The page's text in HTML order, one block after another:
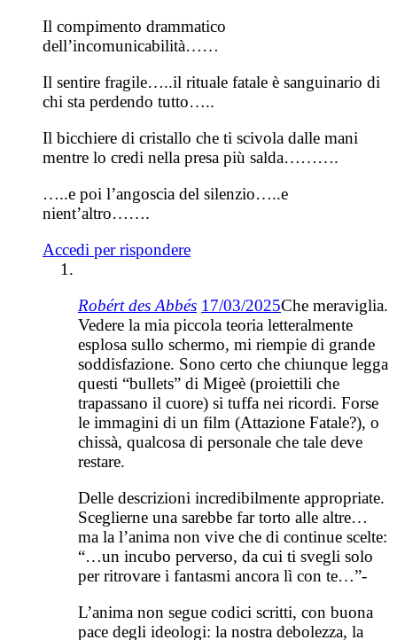
Il compimento drammatico
dell’incomunicabilità……
Il sentire fragile…..il rituale fatale è sanguinario di
chi sta perdendo tutto…..
Il bicchiere di cristallo che ti scivola dalle mani
mentre lo credi nella presa più salda……….
…..e poi l’angoscia del silenzio…..e
nient’altro…….
Accedi per rispondere
Robért des Abbés 17/03/2025Che meraviglia.
Vedere la mia piccola teoria letteralmente
esplosa sullo schermo, mi riempie di grande
soddisfazione. Sono certo che chiunque legga
questi “bullets” di Migeè (proiettili che
trapassano il cuore) si tuffa nei ricordi. Forse
le immagini di un film (Attazione Fatale?), o
chissà, qualcosa di personale che tale deve
restare.
Delle descrizioni incredibilmente appropriate.
Sceglierne una sarebbe far torto alle altre…
ma la l’anima non vive che di continue scelte:
“…un incubo perverso, da cui ti svegli solo
per ritrovare i fantasmi ancora lì con te…”-
L’anima non segue codici scritti, con buona
pace degli ideologi: la nostra debolezza, la